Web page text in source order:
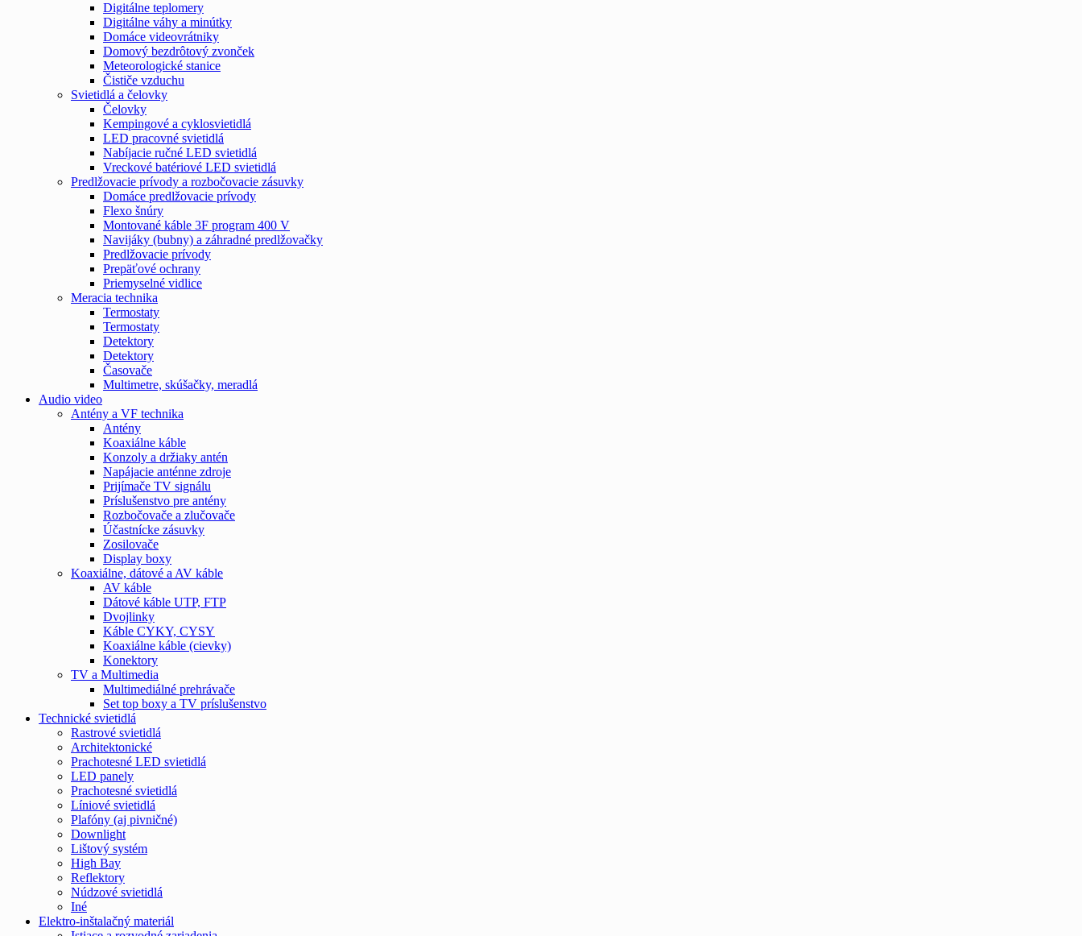
Digitálne teplomery
Digitálne váhy a minútky
Domáce videovrátniky
Domový bezdrôtový zvonček
Meteorologické stanice
Čističe vzduchu
Svietidlá a čelovky
Čelovky
Kempingové a cyklosvietidlá
LED pracovné svietidlá
Nabíjacie ručné LED svietidlá
Vreckové batériové LED svietidlá
Predlžovacie prívody a rozbočovacie zásuvky
Domáce predlžovacie prívody
Flexo šnúry
Montované káble 3F program 400 V
Navijáky (bubny) a záhradné predlžovačky
Predlžovacie prívody
Prepäťové ochrany
Priemyselné vidlice
Meracia technika
Termostaty
Termostaty
Detektory
Detektory
Časovače
Multimetre, skúšačky, meradlá
Audio video
Antény a VF technika
Antény
Koaxiálne káble
Konzoly a držiaky antén
Napájacie anténne zdroje
Prijímače TV signálu
Príslušenstvo pre antény
Rozbočovače a zlučovače
Účastnícke zásuvky
Zosilovače
Display boxy
Koaxiálne, dátové a AV káble
AV káble
Dátové káble UTP, FTP
Dvojlinky
Káble CYKY, CYSY
Koaxiálne káble (cievky)
Konektory
TV a Multimedia
Multimediálné prehrávače
Set top boxy a TV príslušenstvo
Technické svietidlá
Rastrové svietidlá
Architektonické
Prachotesné LED svietidlá
LED panely
Prachotesné svietidlá
Líniové svietidlá
Plafóny (aj pivničné)
Downlight
Lištový systém
High Bay
Reflektory
Núdzové svietidlá
Iné
Elektro-inštalačný materiál